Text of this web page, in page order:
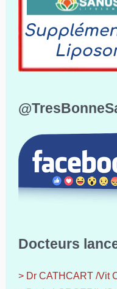
Docteurs
> Dr CATHCART /Vit